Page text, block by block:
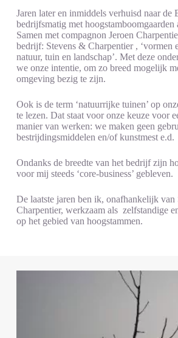
Jaren later en inmiddels verhuisd naar de
bedrijfsmatig met hoogstamboomgaarden
Samen met compagnon Jeroen
bedrijf: Stevens & Charpentier , ‘vormen
natuur, tuin en landschap’. Met deze
we onze intentie, om zo breed mogelijk
omgeving bezig te zijn.
Ook is de term ‘natuurrijke tuinen’ op
te lezen. Dat staat voor onze keuze voor
manier van werken: we maken geen
bestrijdingsmiddelen en/of kunstmest e.d.
Ondanks de breedte van het bedrijf zijn
voor mij steeds ‘core-business’ gebleven.
De laatste jaren ben ik, onafhankelijk van
Charpentier, werkzaam als zelfstandige
op het gebied van hoogstammen.